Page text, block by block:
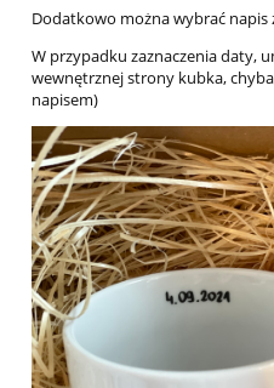
Dodatkowo można wybrać napis
W przypadku zaznaczenia daty,
wewnętrznej strony kubka,
napisem)